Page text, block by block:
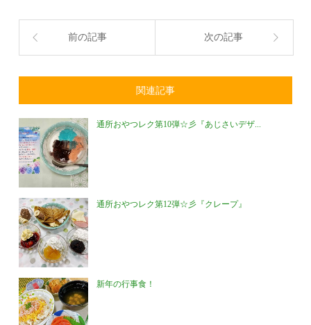
前の記事 次の記事
関連記事
通所おやつレク第10弾☆彡『あじさいデザ...
通所おやつレク第12弾☆彡『クレープ』
新年の行事食！